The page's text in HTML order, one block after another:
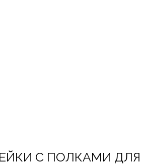
С ПОЛКАМИ ДЛЯ